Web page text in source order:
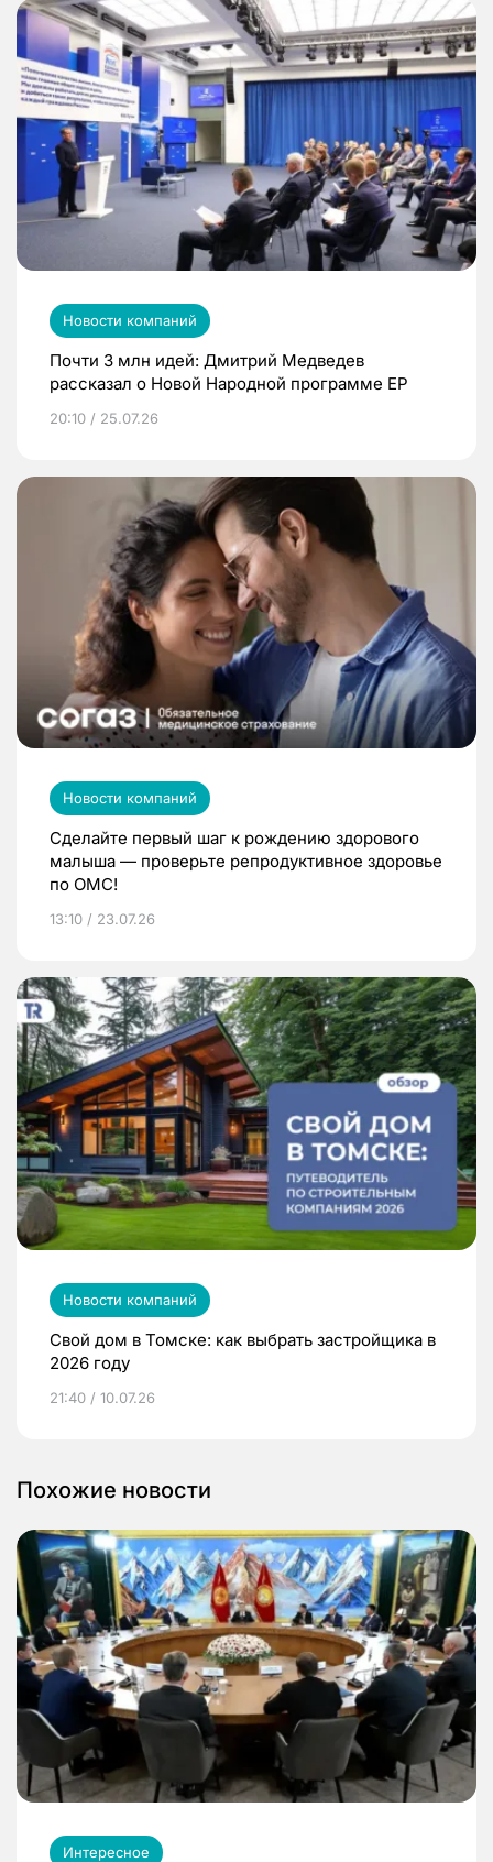
Новости компаний
Почти 3 млн идей: Дмитрий Медведев
рассказал о Новой Народной программе ЕР
20:10 / 25.07.26
Новости компаний
Сделайте первый шаг к рождению здорового
малыша — проверьте репродуктивное здоровье
по ОМС!
13:10 / 23.07.26
Новости компаний
Свой дом в Томске: как выбрать застройщика в
2026 году
21:40 / 10.07.26
Похожие новости
Интересное